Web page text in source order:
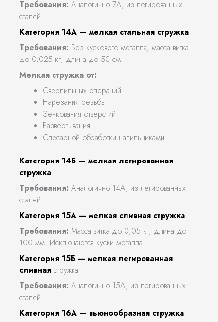
Требования: Аналогично 7А, из легированных
сталей.
Категория 14А — мелкая стальная стружка
Требования: Без кускового металла, масса витка
до 0,025 кг, длина до 50 см.
Мелкая стружка от:
Сверлильных операций
Нарезания резьбы
Зенкования отверстий
Развертывания
Слесарной обработки напильниками
Категория 14Б — мелкая легированная
стружка
Требования: Аналогично 14А, из легированных
сталей.
Категория 15А — мелкая сливная стружка
Требования: Масса витка до 0,05 кг, длина до
100 мм. Исключаются куски металла.
Категория 15Б — мелкая легированная
сливная стружка
Требования: Аналогично 15А, из легированных
сталей.
Категория 16А — вьюнообразная стружка